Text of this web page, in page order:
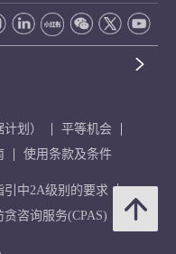
划）
平等机会
使用条款及条件
中2A级别的要求
贪咨询服务(CPAS)